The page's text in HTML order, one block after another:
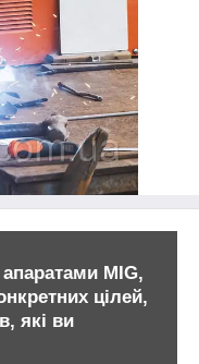
MIG,
цілей,
які ви